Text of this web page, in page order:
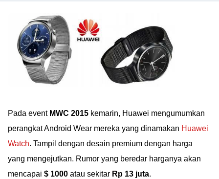
Pada event MWC 2015 kemarin, Huawei mengumumkan
perangkat Android Wear mereka yang dinamakan Huawei
Watch. Tampil dengan desain premium dengan harga
yang mengejutkan. Rumor yang beredar harganya akan
mencapai $ 1000 atau sekitar Rp 13 juta.